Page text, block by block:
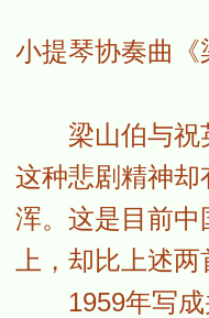
小提琴协奏曲《
梁山伯与祝英
这种悲剧精神
浑。这是目前中
上，却比上述
1959年写成